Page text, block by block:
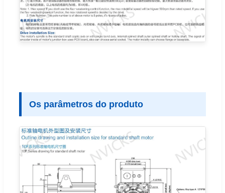
Os parâmetros do produto